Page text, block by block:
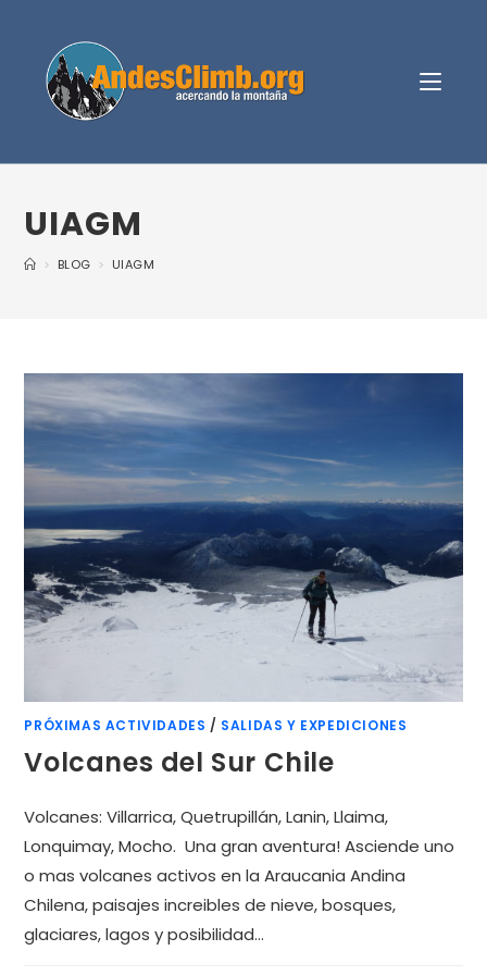
UIAGM
> BLOG > UIAGM
PRÓXIMAS ACTIVIDADES / SALIDAS Y EXPEDICIONES
Volcanes del Sur Chile
Volcanes: Villarrica, Quetrupillán, Lanin, Llaima,
Lonquimay, Mocho. Una gran aventura! Asciende uno
o mas volcanes activos en la Araucania Andina
Chilena, paisajes increibles de nieve, bosques,
glaciares, lagos y posibilidad…